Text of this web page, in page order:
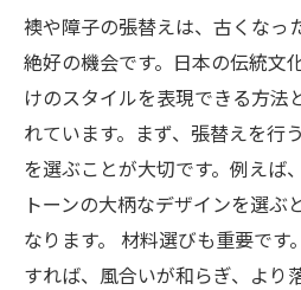
新しい襖や障子で叶える
今こそ挑戦！襖や障子の
間作りを始めよう
襖や障子の張替えは、古くなっ
絶好の機会です。日本の伝統文
けのスタイルを表現できる方法
れています。まず、張替えを行
を選ぶことが大切です。例えば
トーンの大柄なデザインを選ぶ
なります。 材料選びも重要です
すれば、風合いが和らぎ、より